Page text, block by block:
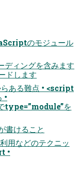
のモジュール
ディングを含みます
ドします
ある難点 • <script
•
type=”module”を
書けること
用などのテクニッ
•